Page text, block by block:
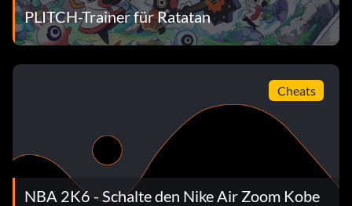
PLITCH-Trainer für Ratatan
Cheats
NBA 2K6 - Schalte den Nike Air Zoom Kobe